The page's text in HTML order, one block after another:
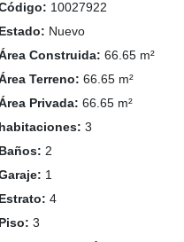
10027922
Nuevo
Construida: 66.65 m²
Terreno: 66.65 m²
Privada: 66.65 m²
3
2
1
4
3